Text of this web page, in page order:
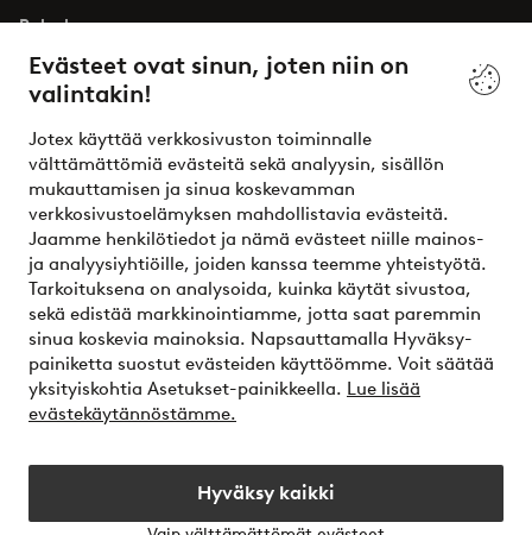
Evästeet ovat sinun, joten niin on
valintakin!
Jotex käyttää verkkosivuston toiminnalle
välttämättömiä evästeitä sekä analyysin, sisällön
mukauttamisen ja sinua koskevamman
verkkosivustoelämyksen mahdollistavia evästeitä.
Jaamme henkilötiedot ja nämä evästeet niille mainos-
ja analyysiyhtiöille, joiden kanssa teemme yhteistyötä.
Tarkoituksena on analysoida, kuinka käytät sivustoa,
sekä edistää markkinointiamme, jotta saat paremmin
sinua koskevia mainoksia. Napsauttamalla Hyväksy-
painiketta suostut evästeiden käyttöömme. Voit säätää
yksityiskohtia Asetukset-painikkeella. Lue lisää
evästekäytännöstämme.
Hyväksy kaikki
Palvelumme
Ehdot
Ystävät
Turvalliset maksut – maksa nyt tai erissä
Haluatko tietää lisää maksuvaihtoehdoistamme?
elpy